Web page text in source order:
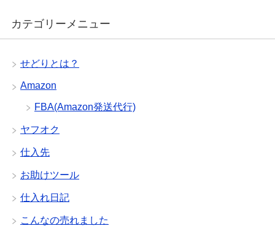
カテゴリーメニュー
せどりとは？
Amazon
FBA(Amazon発送代行)
ヤフオク
仕入先
お助けツール
仕入れ日記
こんなの売れました